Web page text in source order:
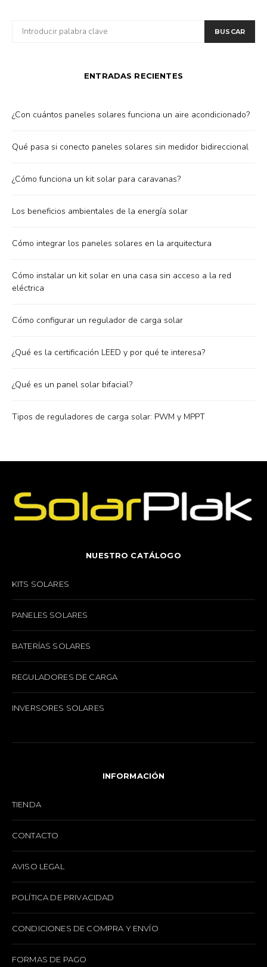
POR:
BUSCAR
ENTRADAS RECIENTES
¿Con cuántos paneles solares funciona un aire acondicionado?
Qué pasa si conecto paneles solares sin medidor bidireccional
¿Cómo funciona un kit solar para caravanas?
Los beneficios ambientales de la energía solar
Cómo integrar los paneles solares en la arquitectura
Cómo instalar un kit solar en una casa sin acceso a la red
eléctrica
Cómo configurar un regulador de carga solar
¿Qué es la certificación LEED y por qué te interesa?
¿Qué es un panel solar bifacial?
Tipos de reguladores de carga solar: PWM y MPPT
NUESTRO CATÁLOGO
KITS SOLARES
PANELES SOLARES
BATERÍAS SOLARES
REGULADORES DE CARGA
INVERSORES SOLARES
INFORMACIÓN
TIENDA
CONTACTO
AVISO LEGAL
POLÍTICA DE PRIVACIDAD
CONDICIONES DE COMPRA Y ENVÍO
FORMAS DE PAGO